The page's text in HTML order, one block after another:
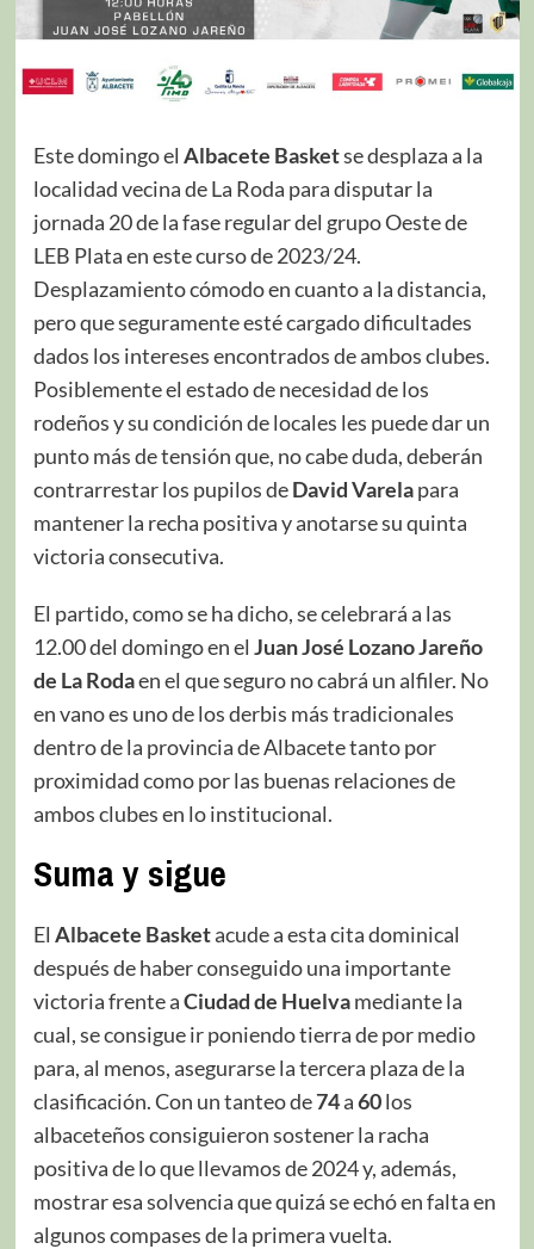
Este domingo el Albacete Basketse desplaza a la
localidad vecina de La Roda para disputar la
jornada 20 de la fase regular del grupo Oeste de
LEB Plata en este curso de 2023/24.
Desplazamiento cómodo en cuanto a la distancia,
pero que seguramente esté cargado dificultades
dados los intereses encontrados de ambos clubes.
Posiblemente el estado de necesidad de los
rodeños y su condición de locales les puede dar un
punto más de tensión que, no cabe duda, deberán
contrarrestar los pupilos deDavid Varelapara
mantener la recha positiva y anotarse su quinta
victoria consecutiva.
El partido, como se ha dicho, se celebrará a las
12.00 del domingo en el Juan José Lozano Jareño
de La Rodaen el que seguro no cabrá un alfiler. No
en vano es uno de los derbis más tradicionales
dentro de la provincia de Albacete tanto por
proximidad como por las buenas relaciones de
ambos clubes en lo institucional.
Suma y sigue
El Albacete Basketacude a esta cita dominical
después de haber conseguido una importante
victoria frente aCiudad de Huelvamediante la
cual, se consigue ir poniendo tierra de por medio
para, al menos, asegurarse la tercera plaza de la
clasificación. Con un tanteo de74a60los
albaceteños consiguieron sostener la racha
positiva de lo que llevamos de 2024 y, además,
mostrar esa solvencia que quizá se echó en falta en
algunos compases de la primera vuelta.